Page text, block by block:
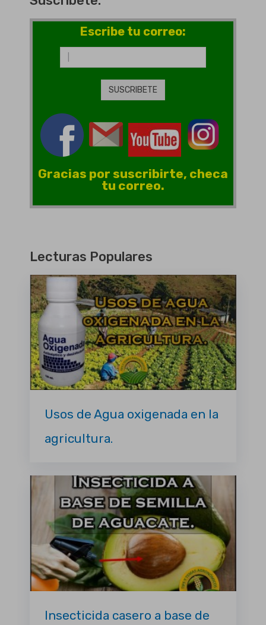
Escribe tu correo:
Gracias por suscribirte, checa
tu correo.
Lecturas Populares
Usos de Agua oxigenada en la
agricultura.
Insecticida casero a base de